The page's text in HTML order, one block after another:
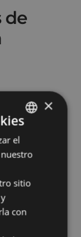
de
BASQUE
SPANISH
×
el
sitio
con